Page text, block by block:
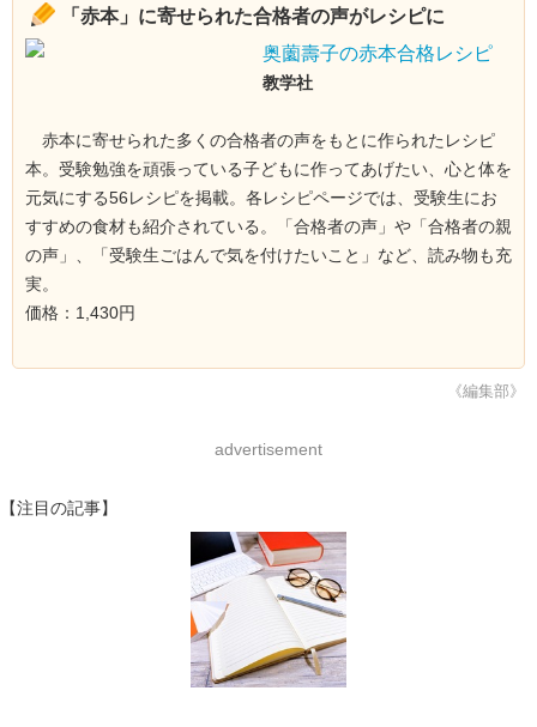
「赤本」に寄せられた合格者の声がレシピに
奥薗壽子の赤本合格レシピ
教学社
赤本に寄せられた多くの合格者の声をもとに作られたレシピ
本。受験勉強を頑張っている子どもに作ってあげたい、心と体を
元気にする56レシピを掲載。各レシピページでは、受験生にお
すすめの食材も紹介されている。「合格者の声」や「合格者の親
の声」、「受験生ごはんで気を付けたいこと」など、読み物も充
実。
価格：1,430円
《編集部》
advertisement
【注目の記事】